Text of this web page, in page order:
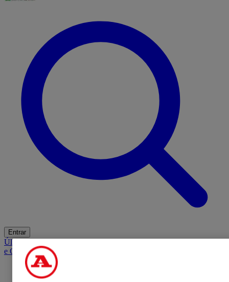
Entrar
ÚltimasMercadoOpiniãoiGaming HubA BOLA SUGEREBarba
e Cabelo